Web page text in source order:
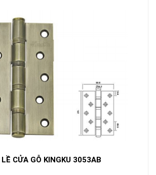
CỬA GỖ KINGKU 3053AB